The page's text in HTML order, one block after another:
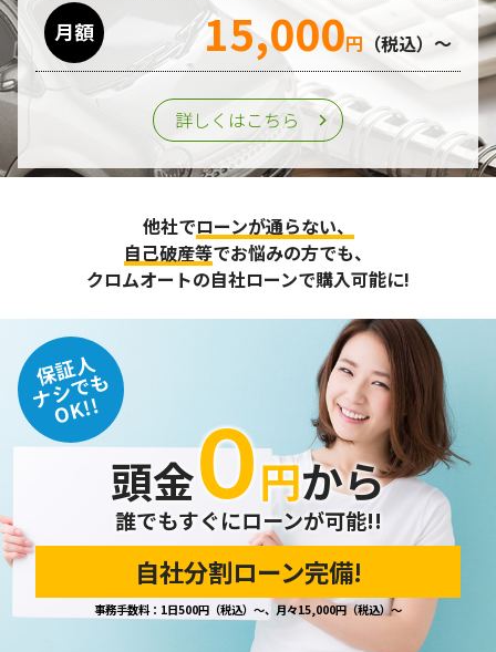
第三者への提供
個人情報は、ご本人の同意を得た場合または法令の定めがあ
る場合を除き、第三者に提供することはいたしません。
失、破壊、改ざん及び漏えいなどに対する予防ならびに是正
に努め、合理的な安全対策を講じます。
また、個人情報保護に関する法令およびその他の規範を遵守
するとともに、この方針に基づく個人情報保護規程や体制を
定め、その内容を継続的に見直し、改善に努めます。
個人情報の訂正･削除・開示
ご本人から、登録されている個人情報について訂正・削除・
開示の請求があった場合は、迅速に対応いたします。
当ホームページが保有する個人情報の取り扱い、および訂
正・削除・開示等に関するお問い合わせ先は、以下の通りで
個人情報保護担当窓口
当社の「個人情報の取扱い」に関するお問い合わせは、下記
月額 15,000円 （税込）～
詳しくはこちら
他社でローンが通らない、
自己破産等でお悩みの方でも、
クロムオートの自社ローンで購入可能に!
保証人
ナシでも
OK!!
頭金０円から
誰でもすぐにローンが可能!!
自社分割ローン完備!
事務手数料：1日500円（税込）～、月々15,000円（税込）～